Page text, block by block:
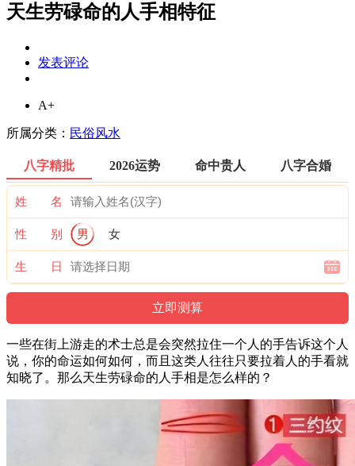
天生劳碌命的人手相特征
发表评论
A+
所属分类： 民俗风水
八字精批 2026运势 命中贵人 八字合婚
姓 名
性 别 男 女
生 日
一些在街上游走的术士总是会突然拉住一个人的手告诉这个人
说，你的命运如何如何，而且这类人往往只要拉着人的手看就
知晓了。那么天生劳碌命的人手相是怎么样的？